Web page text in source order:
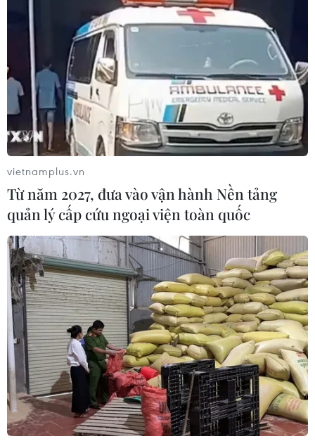
vietnamplus.vn
Từ năm 2027, đưa vào vận hành Nền tảng
quản lý cấp cứu ngoại viện toàn quốc